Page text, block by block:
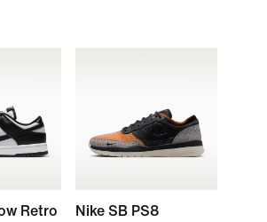
Retro
Nike SB PS8